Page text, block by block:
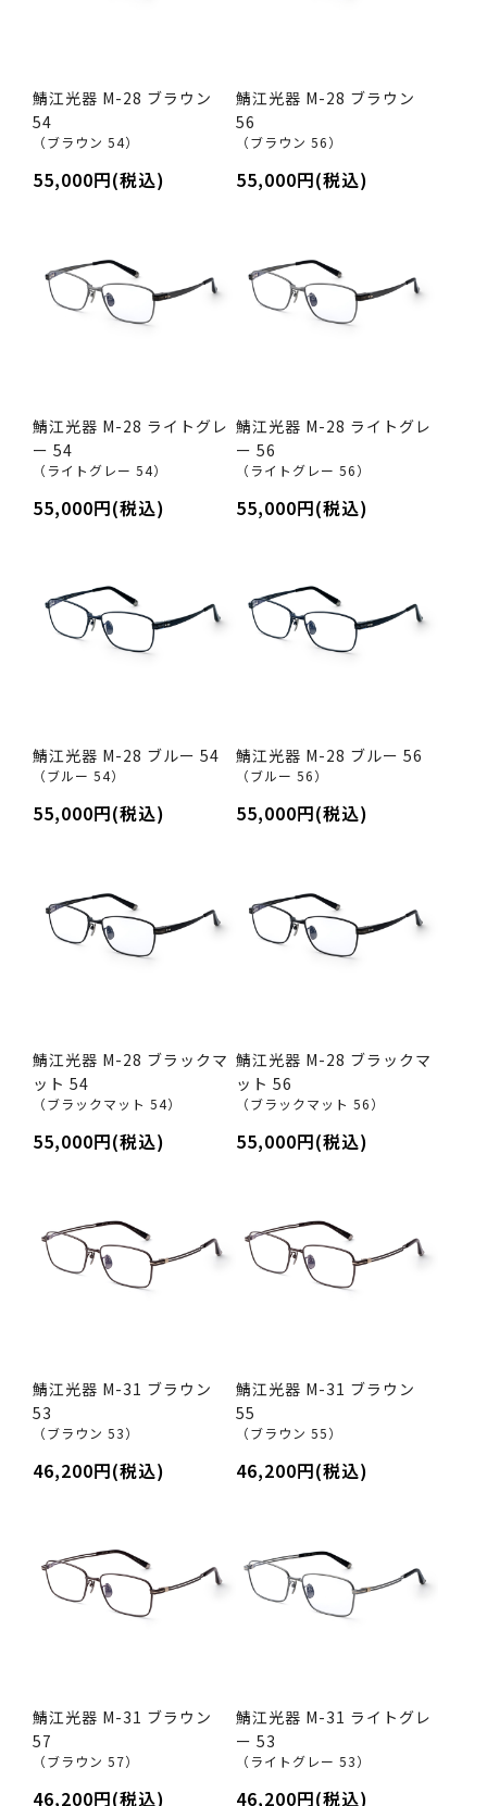
鯖江光器 M-28 ブラウン
54
（ブラウン 54）
55,000円(税込)
鯖江光器 M-28 ブラウン
56
（ブラウン 56）
55,000円(税込)
鯖江光器 M-28 ライトグレ
ー 54
（ライトグレー 54）
55,000円(税込)
鯖江光器 M-28 ライトグレ
ー 56
（ライトグレー 56）
55,000円(税込)
鯖江光器 M-28 ブルー 54
（ブルー 54）
55,000円(税込)
鯖江光器 M-28 ブルー 56
（ブルー 56）
55,000円(税込)
鯖江光器 M-28 ブラックマ
ット 54
（ブラックマット 54）
55,000円(税込)
鯖江光器 M-28 ブラックマ
ット 56
（ブラックマット 56）
55,000円(税込)
鯖江光器 M-31 ブラウン
53
（ブラウン 53）
46,200円(税込)
鯖江光器 M-31 ブラウン
55
（ブラウン 55）
46,200円(税込)
鯖江光器 M-31 ブラウン
57
（ブラウン 57）
46,200円(税込)
鯖江光器 M-31 ライトグレ
ー 53
（ライトグレー 53）
46,200円(税込)